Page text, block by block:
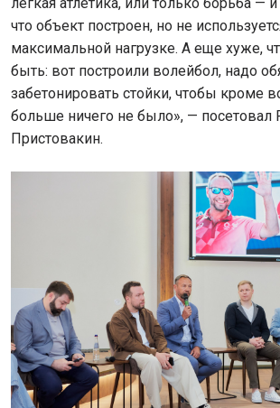
что объект построен, но не
максимальной нагрузке. А еще хуже,
быть: вот построили волейбол, надо
забетонировать стойки, чтобы кроме
больше ничего не было», — посетовал
Пристовакин.